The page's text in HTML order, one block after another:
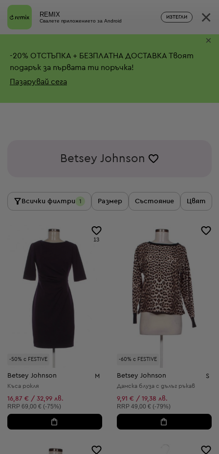
REMIX
Свалете приложението за Android
ИЗТЕГЛИ ×
-20% ОТСТЪПКА + БЕЗПЛАТНА ДОСТАВКА Твоят
подарък за първата ти поръчка!
Пазарувай сега
×
Betsey Johnson
Всички филтри 1 Размер Състояние Цвят
-50% с FESTIVE
13
Betsey Johnson M
Къса рокля
16,87 € / 32,99 лв.
Препоръчителна цена:
RRP 69,00 € (-75%)
-60% с FESTIVE
Betsey Johnson S
Дамска блуза с дълъг ръкав
9,91 € / 19,38 лв.
Препоръчителна цена:
RRP 49,00 € (-79%)